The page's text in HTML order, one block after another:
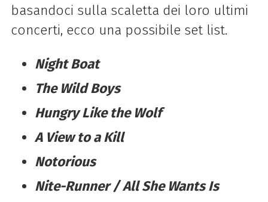
basandoci sulla scaletta dei loro ultimi
concerti, ecco una possibile set list.
Night Boat
The Wild Boys
Hungry Like the Wolf
A View to a Kill
Notorious
Nite-Runner / All She Wants Is